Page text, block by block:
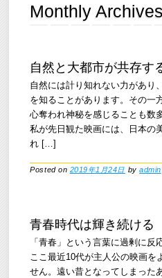
Monthly
自然と大都市が共存す
自然には計り知れない力があり
を知ることがあります。その一
心奪われ神秘を感じることも数
私が先日観た映画には、日本の
れ […]
Posted on 2019年1月24日 byadmin
青春時代は輝き続ける
「青春」という言葉に過剰に反
ここ最近10代が主人公の映画を
せん。遠い昔となってしまった